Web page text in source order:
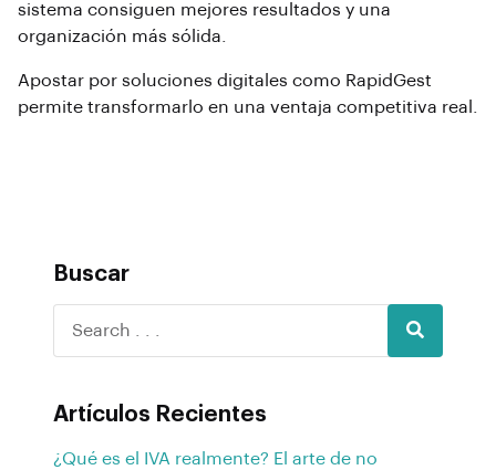
sistema consiguen mejores resultados y una
organización más sólida.
Apostar por soluciones digitales como RapidGest
permite transformarlo en una ventaja competitiva real.
Buscar
Artículos Recientes
¿Qué es el IVA realmente? El arte de no